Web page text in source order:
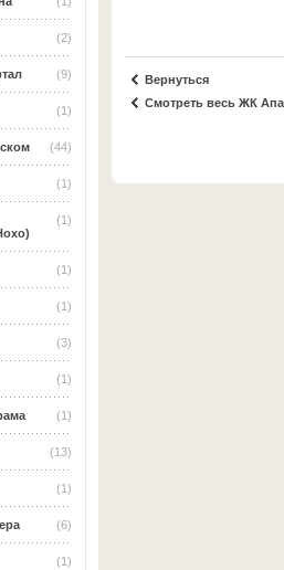
(2)
(9)
(1)
(44)
(1)
(1)
(1)
(1)
(3)
(1)
(1)
(13)
(1)
(6)
(1)
Вернуться
Смотреть весь ЖК